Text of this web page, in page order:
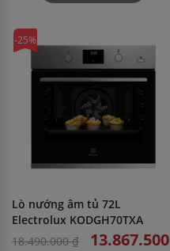
-25%
Lò nướng âm tủ 72L
Electrolux KODGH70TXA
18.490.000 ₫
13.867.500